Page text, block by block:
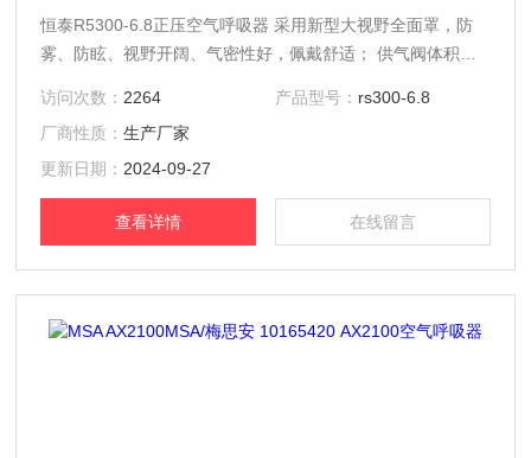
恒泰R5300-6.8正压空气呼吸器 采用新型大视野全面罩，防
雾、防眩、视野开阔、气密性好，佩戴舒适； 供气阀体积
维复合材料制成，重量轻、强度高。 正压式空气呼吸器的使
用方法 使用前检查 1、检查全面罩的镜片、系带、系环密
封、呼气阀、吸气阀是否完好，和供气阀的连接是否牢固。全
面罩的每个部位都要清洁，不能有灰尘或被酸、碱、油及
访问次数： 2264 产品型号： rs300-6.8
厂商性质：生产厂家
更新日期： 2024-09-27
查看详情 在线留言